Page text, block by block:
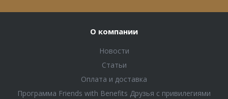
О компании
Новости
Статьи
Оплата и доставка
Программа Friends with Benefits Друзья с привилегиями